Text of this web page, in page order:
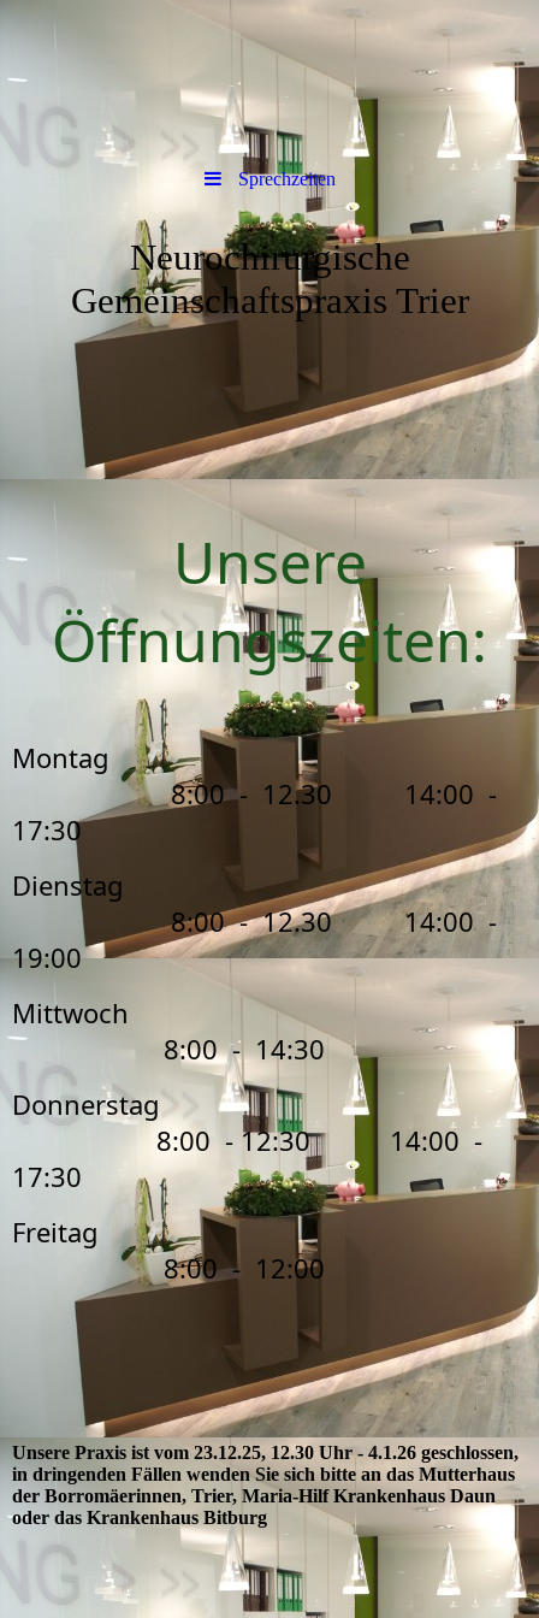
Sprechzeiten
Neurochirurgische
Gemeinschaftspraxis Trier
Unsere
Öffnungszeiten:
Montag
8:00 - 12.30 14:00 -
17:30
Dienstag
8:00 - 12.30 14:00 -
19:00
Mittwoch
8:00 - 14:30
Donnerstag
8:00 - 12:30 14:00 -
17:30
Freitag
8:00 - 12:00
Unsere Praxis ist vom 23.12.25, 12.30 Uhr - 4.1.26 geschlossen,
in dringenden Fällen wenden Sie sich bitte an das Mutterhaus
der Borromäerinnen, Trier, Maria-Hilf Krankenhaus Daun
oder das Krankenhaus Bitburg